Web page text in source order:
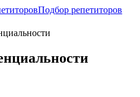
Подбор репетиторов